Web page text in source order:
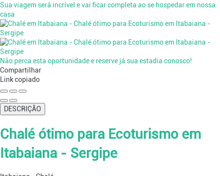
Sua viagem será incrível e vai ficar completa ao se hospedar em nossa
casa
Não perca esta oportunidade e reserve já sua estadia conosco!
Compartilhar
Link copiado
DESCRIÇÃO
Chalé ótimo para Ecoturismo em
Itabaiana - Sergipe